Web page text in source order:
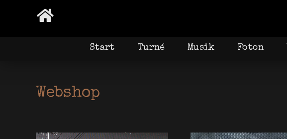
Hem
Start Turné Musik Foton
Webshop